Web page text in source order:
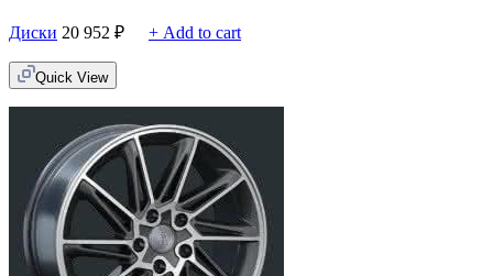
Диски 20 952 ₽ + Add to cart
Quick View